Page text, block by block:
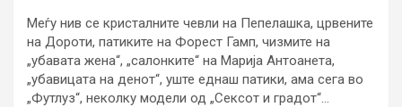
Меѓу нив се кристалните чевли на Пепелашка, црвените
на Дороти, патиките на Форест Гамп, чизмите на
„убавата жена“, „салонките“ на Марија Антоанета,
„убавицата на денот“, уште еднаш патики, ама сега во
„Футлуз“, неколку модели од „Сексот и градот“…